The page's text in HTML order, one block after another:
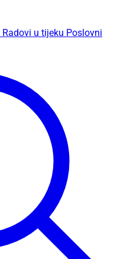
Radovi u tijeku Poslovni